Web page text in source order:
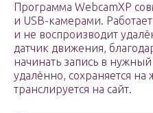
Программа WebcamXP
и USB-камерами.
и не воспроизводит
датчик движения,
начинать запись в
удалённо, сохраняется на
транслируется на сайт.